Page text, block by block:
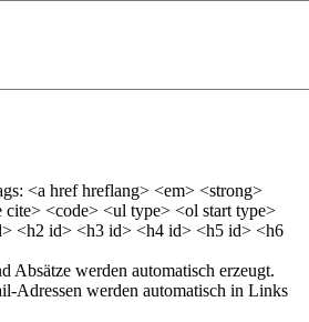
<a href hreflang> <em> <strong>
<code> <ul type> <ol start type>
<h2 id> <h3 id> <h4 id> <h5 id> <h6
Absätze werden automatisch erzeugt.
Adressen werden automatisch in Links